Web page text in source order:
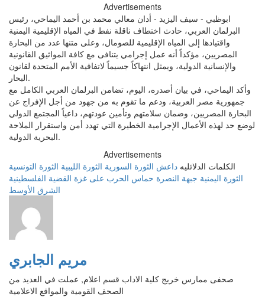
Advertisements
ابوظبي - سيف اليزيد - أدان معالي محمد بن أحمد اليماحي، رئيس
البرلمان العربي، حادث اختطاف ناقلة نفط في المياه الإقليمية اليمنية
واقتيادها إلى المياه الإقليمية للصومال، وعلى متنها عدد من البحارة
المصريين، مؤكداً أنه عمل إجرامي يتنافى مع كافة المواثيق القانونية
والإنسانية الدولية، ويمثل انتهاكاً جسيماً لاتفاقية الأمم المتحدة لقانون
البحار.
وأكد اليماحي، في بيان أصدره، اليوم، تضامن البرلمان العربي الكامل مع
جمهورية مصر العربية، ودعم ما تقوم به من جهود من أجل الإفراج عن
البحارة المصريين، وضمان سلامتهم وتأمين عودتهم، داعياً المجتمع الدولي
لوضع حد لهذه الأعمال الإجرامية الخطيرة التي تهدد أمن واستقرار الملاحة
البحرية الدولية.
Advertisements
الكلمات الدلائليه داعش الثورة السورية الثورة الليبية الثورة التونسية
الثورة اليمنية جبهة النصرة حماس الحرب على غزة القضية الفلسطينية
الشرق الأوسط
مريم الجابري
صحفى ممارس خريج كلية الاداب قسم اعلام, عملت في العديد من
الصحف القومية والمواقع الاعلامية